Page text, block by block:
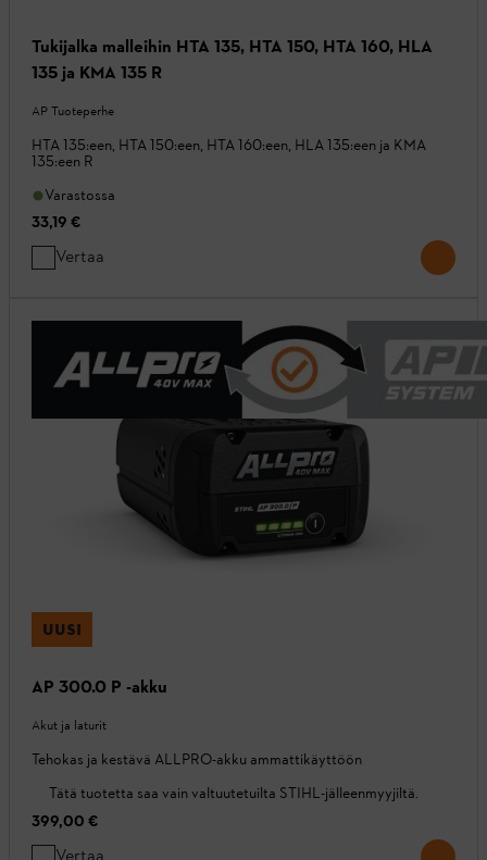
Tukijalka malleihin HTA 135, HTA 150, HTA 160, HLA
135 ja KMA 135 R
AP Tuoteperhe
HTA 135:een, HTA 150:een, HTA 160:een, HLA 135:een ja KMA
135:een R
Varastossa
33,19 €
Vertaa
UUSI
AP 300.0 P -akku
Akut ja laturit
Tehokas ja kestävä ALLPRO-akku ammattikäyttöön
Tätä tuotetta saa vain valtuutetuilta STIHL-jälleenmyyjiltä.
399,00 €
Vertaa